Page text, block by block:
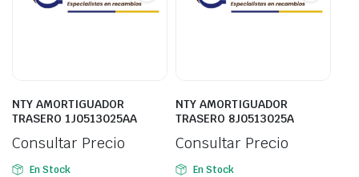
NTY AMORTIGUADOR
TRASERO 1J0513025AA
Consultar Precio
En Stock
NTY AMORTIGUADOR
TRASERO 8J0513025A
Consultar Precio
En Stock